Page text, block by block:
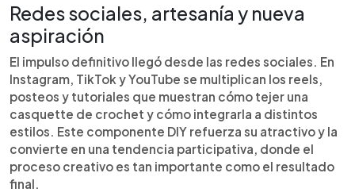
Redes sociales, artesanía y nueva
aspiración
El impulso definitivo llegó desde las redes sociales. En
Instagram, TikTok y YouTube se multiplican los reels,
posteos y tutoriales que muestran cómo tejer una
casquette de crochet y cómo integrarla a distintos
estilos. Este componente DIY refuerza su atractivo y la
convierte en una tendencia participativa, donde el
proceso creativo es tan importante como el resultado
final.